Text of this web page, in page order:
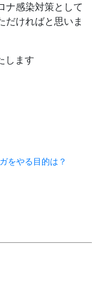
ナ感染対策として
だければと思いま
します
をやる目的は？